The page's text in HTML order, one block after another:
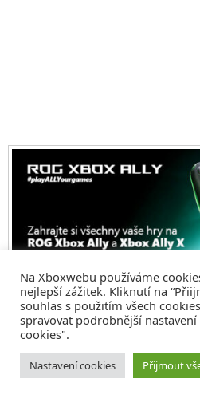
Tvorba webů a sociální služby
Na Xboxwebu používáme
nejlepší zážitek. Kliknutí na
souhlas s použitím všech
spravovat podrobnější
cookies".
Nastavení cookies Přijmout